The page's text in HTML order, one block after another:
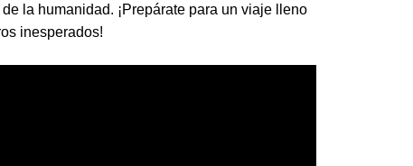
la humanidad. ¡Prepárate para un viaje lleno
inesperados!